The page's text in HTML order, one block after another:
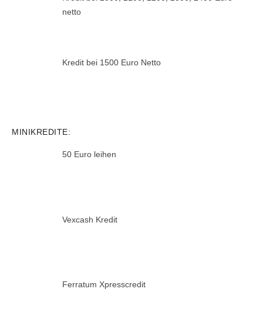
netto
Kredit bei 1500 Euro Netto
MINIKREDITE:
50 Euro leihen
Vexcash Kredit
Ferratum Xpresscredit